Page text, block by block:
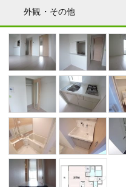
外観・その他